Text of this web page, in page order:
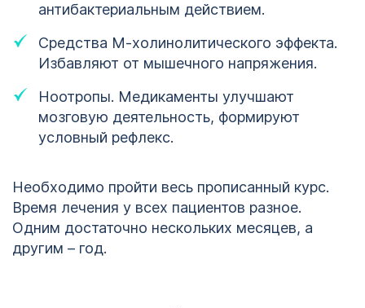
антибактериальным действием.
Средства М-холинолитического эффекта.
Избавляют от мышечного напряжения.
Ноотропы. Медикаменты улучшают
мозговую деятельность, формируют
условный рефлекс.
Необходимо пройти весь прописанный курс.
Время лечения у всех пациентов разное.
Одним достаточно нескольких месяцев, а
другим – год.